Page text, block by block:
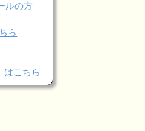
ルの方
ら
はこちら